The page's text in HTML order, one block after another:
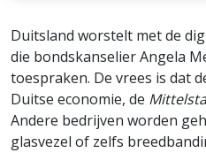
Duitsland worstelt met de
die bondskanselier Angela
toespraken. De vrees is dat
Duitse economie, de
Andere bedrijven worden
glasvezel of zelfs